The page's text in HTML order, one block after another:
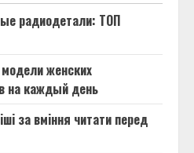
радиодетали: ТОП
женских
на каждый день
за вміння читати перед